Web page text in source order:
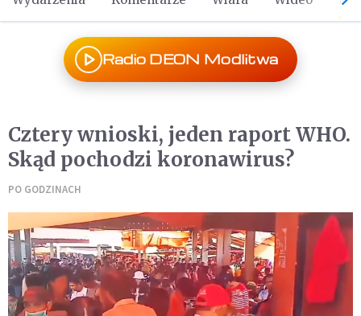
Radio DEON Modlitwa
Cztery wnioski, jeden raport WHO.
Skąd pochodzi koronawirus?
PO GODZINACH